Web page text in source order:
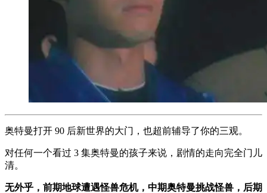
奥特曼打开 90 后新世界的大门，也超前辅导了你的三观。
对任何一个看过 3 集奥特曼的孩子来说，剧情的走向完全门儿
清。
无外乎，前期地球遭遇怪兽危机，中期奥特曼挑战怪兽，后期